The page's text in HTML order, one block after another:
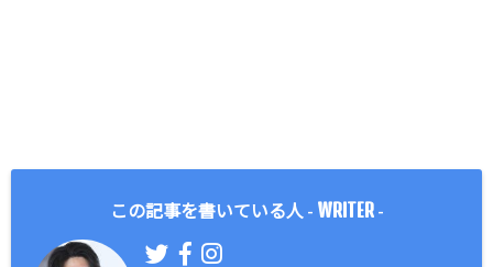
この記事を書いている人 - WRITER-